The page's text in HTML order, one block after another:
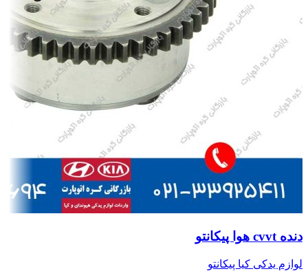
دنده cvvt هوا پیکانتو
لوازم یدکی کیا پیکانتو